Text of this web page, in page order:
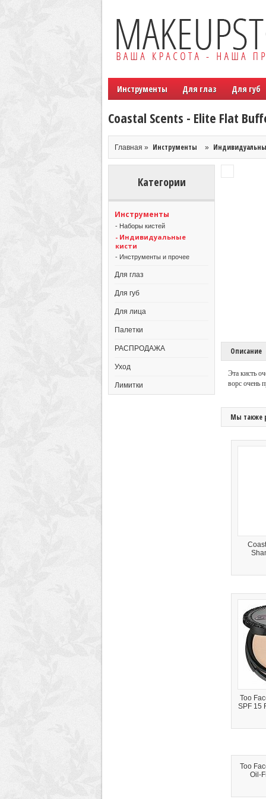
Инструменты Для глаз Для губ
Coastal Scents - Elite Flat
Главная » Инструменты »
Категории
Инструменты
- Наборы кистей
- Индивидуальные
кисти
- Инструменты и прочее
Для глаз
Для губ
Для лица
Палетки
РАСПРОДАЖА
Уход
Лимитки
Описание
Эта кисть
ворс очень
Мы также
Too
SPF 15
Too
Oil-